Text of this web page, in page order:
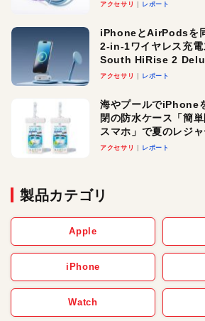
アクセサリ レポート
iPhoneとAirPodsを
2-in-1ワイヤレス充
South HiRise 2
ースでおしゃれに充電
アクセサリ レポート
海やプールでiPhone
閉の防水ケース「簡
スマホ」で夏のレジ
アクセサリ レポート
製品カテゴリ
Apple
iPhone
Watch